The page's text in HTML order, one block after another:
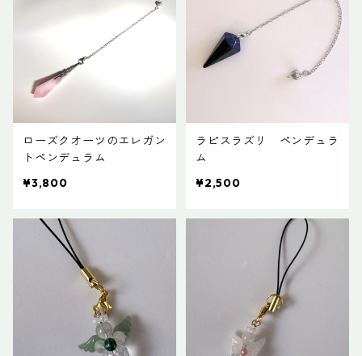
ローズクオーツのエレガン
トペンデュラム
¥3,800
ラピスラズリ ペンデュラ
ム
¥2,500